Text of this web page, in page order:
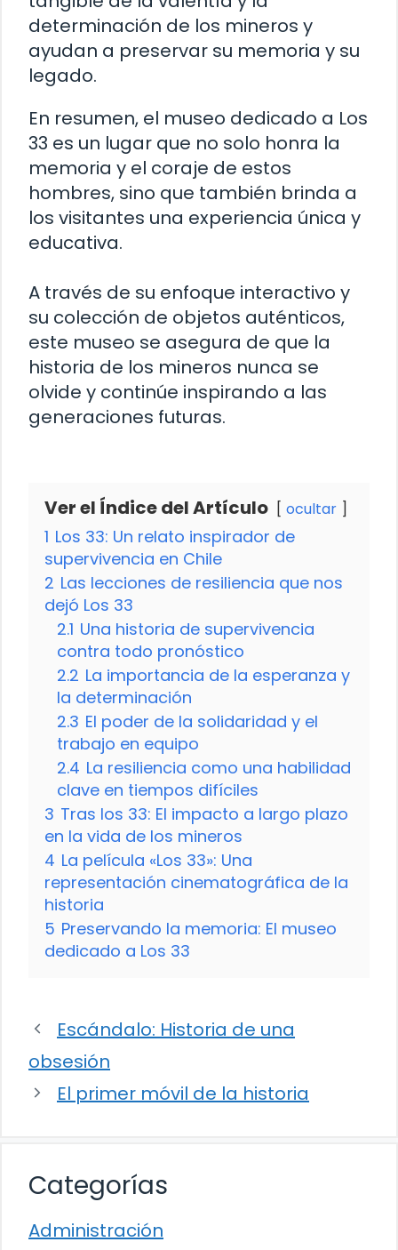
determinación de los mineros y
ayudan a preservar su memoria y su
legado.
En resumen, el museo dedicado a Los
33 es un lugar que no solo honra la
memoria y el coraje de estos
hombres, sino que también brinda a
los visitantes una experiencia única y
educativa.
A través de su enfoque interactivo y
su colección de objetos auténticos,
este museo se asegura de que la
historia de los mineros nunca se
olvide y continúe inspirando a las
generaciones futuras.
Ver el Índice del Artículo ocultar
1 Los 33: Un relato inspirador de
supervivencia en Chile
2 Las lecciones de resiliencia que nos
dejó Los 33
2.1 Una historia de supervivencia
contra todo pronóstico
2.2 La importancia de la esperanza y
la determinación
2.3 El poder de la solidaridad y el
trabajo en equipo
2.4 La resiliencia como una habilidad
clave en tiempos difíciles
3 Tras los 33: El impacto a largo plazo
en la vida de los mineros
4 La película «Los 33»: Una
representación cinematográfica de la
historia
5 Preservando la memoria: El museo
dedicado a Los 33
Escándalo: Historia de una
obsesión
El primer móvil de la historia
Categorías
Administración